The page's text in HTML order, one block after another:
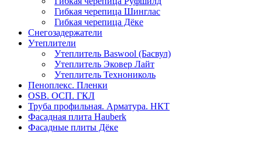
Гибкая черепица Шинглас
Гибкая черепица Дёке
Снегозадержатели
Утеплители
Утеплитель Baswool (Басвул)
Утеплитель Эковер Лайт
Утеплитель Технониколь
Пеноплекс. Пленки
OSB. ОСП. ГКЛ
Труба профильная. Арматура. НКТ
Фасадная плита Hauberk
Фасадные плиты Дёке